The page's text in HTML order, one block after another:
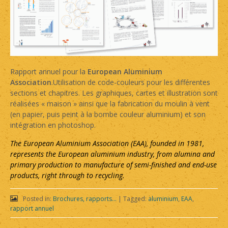
Rapport annuel pour la European Aluminium
Association.Utilisation de code-couleurs pour les différentes
sections et chapitres. Les graphiques, cartes et illustration sont
réalisées « maison » ainsi que la fabrication du moulin à vent
(en papier, puis peint à la bombe couleur aluminium) et son
intégration en photoshop.
The European Aluminium Association (EAA), founded in 1981,
represents the European aluminium industry, from alumina and
primary production to manufacture of semi-finished and end-use
products, right through to recycling.
Posted in: Brochures, rapports... | Tagged: aluminium, EAA,
rapport annuel